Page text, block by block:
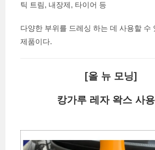
틱 트림, 내장제, 타이어 등
다양한 부위를 드레싱 하는 데 사용할 수
제품이다.
[올 뉴 모닝]
캉가루 레자 왁스 사용